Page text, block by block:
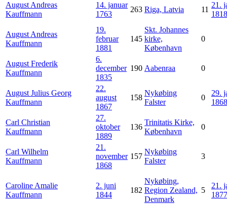
August Andreas
Kauffmann
14. januar
1763
263 Riga, Latvia 11
21.
1818
August Andreas
Kauffmann
19.
februar
1881
145
Skt. Johannes
kirke,
København
0
August Frederik
Kauffmann
6.
december
1835
190 Aabenraa 0
August Julius Georg
Kauffmann
22.
august
1867
158
Nykøbing
Falster
0
29.
1868
Carl Christian
Kauffmann
27.
oktober
1889
136
Trinitatis Kirke,
København
0
Carl Wilhelm
Kauffmann
21.
november
1868
157
Nykøbing
Falster
3
Caroline Amalie
Kauffmann
2. juni
1844
182
Nykøbing,
Region Zealand,
Denmark
5
21.
1877